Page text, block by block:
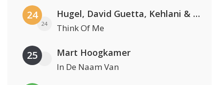
24
24
Hugel, David Guetta, Kehlani & Daecolm
Think Of Me
25 Mart Hoogkamer
In De Naam Van